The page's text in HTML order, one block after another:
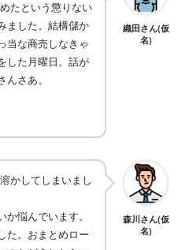
たという懲りない
ました。結構儲か
当な商売しなきゃ
した月曜日。話が
さあ。
織田さん(仮
名)
かしてしまいまし
悩んでいます。
た。おまとめロー
森川さん(仮
名)